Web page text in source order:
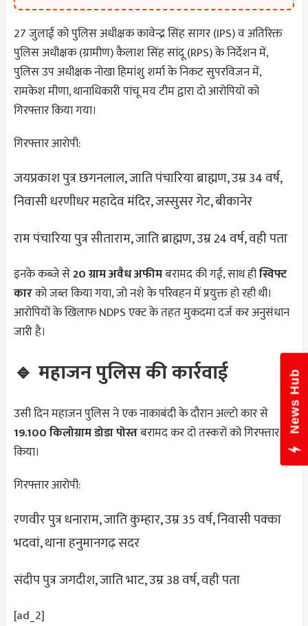
27 जुलाई को पुलिस अधीक्षक कावेन्द्र सिंह सागर (IPS) व अतिरिक्त
पुलिस अधीक्षक (ग्रामीण) कैलाश सिंह सांदू (RPS) के निर्देशन में,
पुलिस उप अधीक्षक नोखा हिमांशु शर्मा के निकट सुपरविजन में,
रामकेश मीणा, थानाधिकारी पांचू मय टीम द्वारा दो आरोपियों को
गिरफ्तार किया गया।
गिरफ्तार आरोपी:
जयप्रकाश पुत्र छगनलाल, जाति पंचारिया ब्राह्मण, उम्र 34 वर्ष,
निवासी धरणीधर महादेव मंदिर, जस्सुसर गेट, बीकानेर
राम पंचारिया पुत्र सीताराम, जाति ब्राह्मण, उम्र 24 वर्ष, वही पता
इनके कब्जे से20 ग्राम अवैध अफीमबरामद की गई, साथ हीस्विफ्ट
कारको जब्त किया गया, जो नशे के परिवहन में प्रयुक्त हो रही थी।
आरोपियों के खिलाफ NDPS एक्ट के तहत मुकदमा दर्ज कर अनुसंधान
जारी है।
🔹 महाजन पुलिस की कार्रवाई
उसी दिन महाजन पुलिस ने एक नाकाबंदी के दौरान अल्टो कार से
19.100 किलोग्राम डोडा पोस्तबरामद कर दो तस्करों को गिरफ्तार
किया।
गिरफ्तार आरोपी:
रणवीर पुत्र धनाराम, जाति कुम्हार, उम्र 35 वर्ष, निवासी पक्का
भदवां, थाना हनुमानगढ़ सदर
संदीप पुत्र जगदीश, जाति भाट, उम्र 38 वर्ष, वही पता
[ad_2]
News Hub